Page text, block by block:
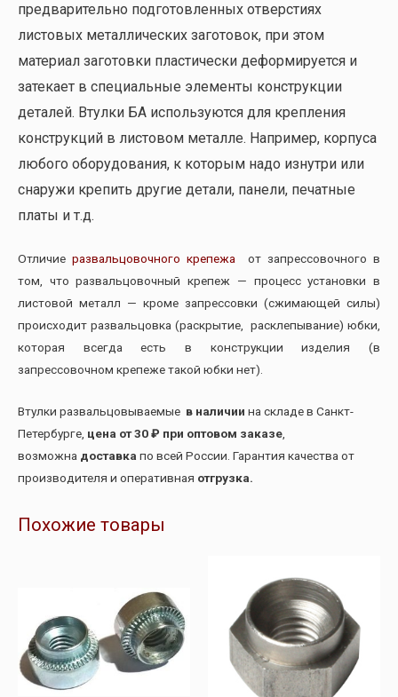
предварительно подготовленных отверстиях
листовых металлических заготовок, при этом
материал заготовки пластически деформируется и
затекает в специальные элементы конструкции
деталей. Втулки БА используются для крепления
конструкций в листовом металле. Например, корпуса
любого оборудования, к которым надо изнутри или
снаружи крепить другие детали, панели, печатные
платы и т.д.
Отличие развальцовочного крепежа от запрессовочного в
том, что развальцовочный крепеж — процесс установки в
листовой металл — кроме запрессовки (сжимающей силы)
происходит развальцовка (раскрытие, расклепывание) юбки,
которая всегда есть в конструкции изделия (в
запрессовочном крепеже такой юбки нет).
Втулки развальцовываемые в наличии на складе в Санкт-
Петербурге, цена от 30 ₽ при оптовом заказе
возможна доставка по всей России. Гарантия качества от
производителя и оперативная отгрузка.
Похожие товары